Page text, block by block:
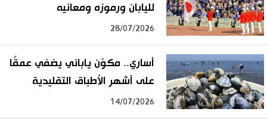
لليابان ورموزه ومعانيه
28/07/2026
أساري.. مكوّن ياباني يضفي عمقًا
على أشهر الأطباق التقليدية
14/07/2026